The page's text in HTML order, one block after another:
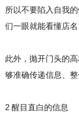
所以不要陷入自我
们一眼就能看懂店名
此外，抛开门头的
够准确传递信息、
2 醒目直白的信息